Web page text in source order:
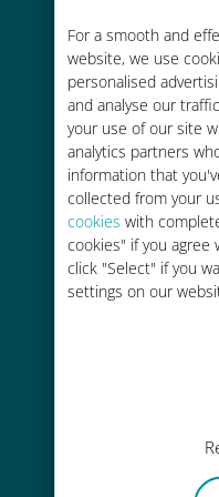
For a smooth and
website, we use
personalised
and analyse our
your use of our site
analytics partners
information that
collected from your
cookies with
cookies" if you agree
click "Select" if you
settings on our
Jusqu'à 90
frais